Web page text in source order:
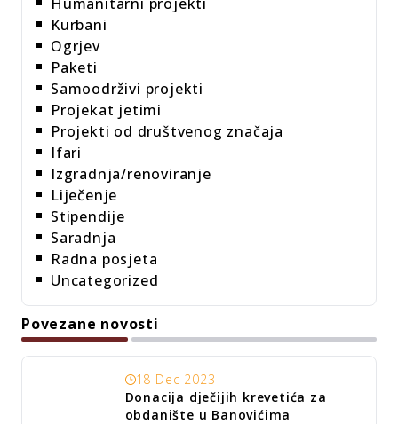
Kurbani
Ogrjev
Paketi
Samoodrživi projekti
Projekat jetimi
Projekti od društvenog značaja
Ifari
Izgradnja/renoviranje
Liječenje
Stipendije
Saradnja
Radna posjeta
Uncategorized
Povezane novosti
18 Dec 2023
Donacija dječijih krevetića za
obdanište u Banovićima